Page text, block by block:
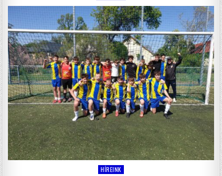
Posted
HÍREINK